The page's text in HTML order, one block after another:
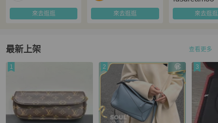
來去逛逛 來去逛逛 來去逛逛
最新上架 查看更多
1 2 3